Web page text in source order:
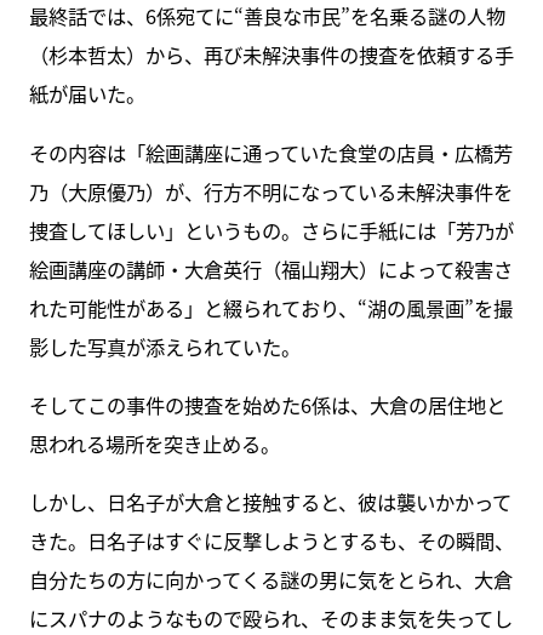
最終話では、6係宛てに“善良な市民”を名乗る謎の人物
（杉本哲太）から、再び未解決事件の捜査を依頼する手
紙が届いた。
その内容は「絵画講座に通っていた食堂の店員・広橋芳
乃（大原優乃）が、行方不明になっている未解決事件を
捜査してほしい」というもの。さらに手紙には「芳乃が
絵画講座の講師・大倉英行（福山翔大）によって殺害さ
れた可能性がある」と綴られており、“湖の風景画”を撮
影した写真が添えられていた。
そしてこの事件の捜査を始めた6係は、大倉の居住地と
思われる場所を突き止める。
しかし、日名子が大倉と接触すると、彼は襲いかかって
きた。日名子はすぐに反撃しようとするも、その瞬間、
自分たちの方に向かってくる謎の男に気をとられ、大倉
にスパナのようなもので殴られ、そのまま気を失ってし